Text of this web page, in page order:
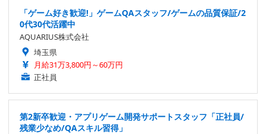
「ゲーム好き歓迎!」ゲームQAスタッフ/ゲームの品質保証/2
0代30代活躍中
AQUARIUS株式会社
埼玉県
月給31万3,800円～60万円
正社員
第2新卒歓迎・アプリゲーム開発サポートスタッフ「正社員/
残業少なめ/QAスキル習得」